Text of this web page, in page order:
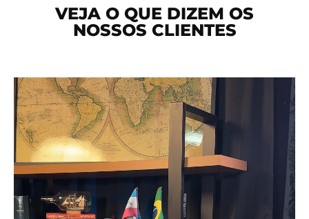
VEJA O QUE DIZEM OS
NOSSOS CLIENTES